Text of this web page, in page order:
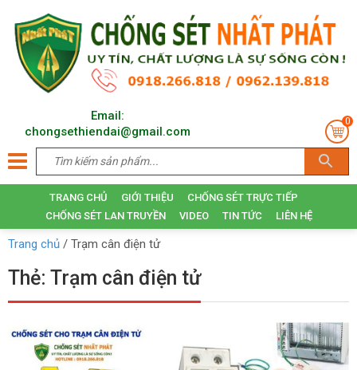
Email:
chongsethiendai@gmail.com
0
TRANG CHỦ GIỚI THIỆU
CHỐNG SÉT TRỰC TIẾP
CHỐNG SÉT LAN TRUYỀN
VIDEO TIN TỨC LIÊN HỆ
Trang chủ / Trạm cân điện tử
Thẻ: Trạm cân điện tử